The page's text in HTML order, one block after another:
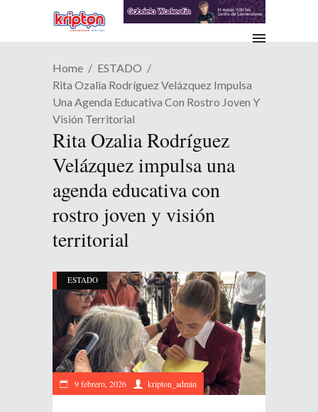
Home
ESTADO
Rita Ozalia Rodríguez Velázquez Impulsa
Una Agenda Educativa Con Rostro Joven Y
Visión Territorial
Rita Ozalia Rodríguez
Velázquez impulsa una
agenda educativa con
rostro joven y visión
territorial
ESTADO
9 febrero, 2026 kripton_admin